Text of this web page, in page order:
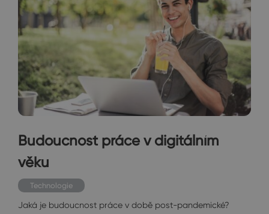
Budoucnost práce v digitálním
věku
Technologie
Jaká je budoucnost práce v době post-pandemické?